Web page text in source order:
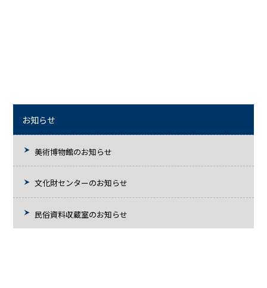
お知らせ
美術博物館のお知らせ
文化財センターのお知らせ
民俗資料収蔵室のお知らせ